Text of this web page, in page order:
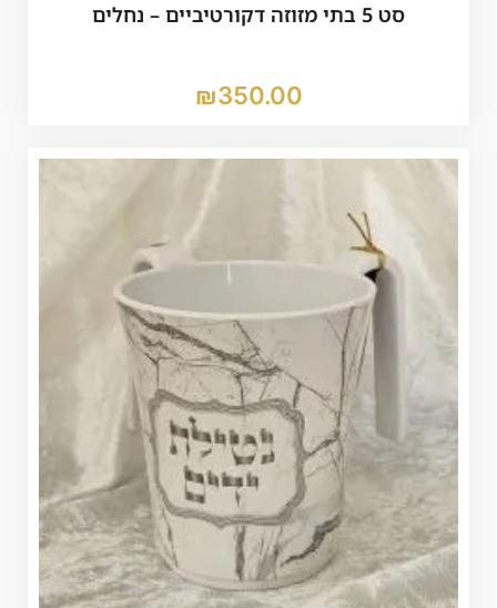
סט 5 בתי מזוזה דקורטיביים – נחלים
₪350.00